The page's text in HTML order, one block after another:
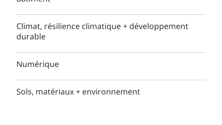
Climat, résilience climatique + développement
durable
Numérique
Sols, matériaux + environnement